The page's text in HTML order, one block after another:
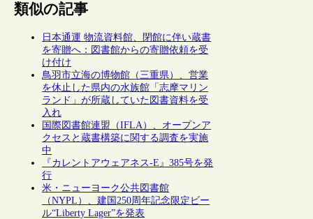
類似の記事
日本通運 物流資料館、閉館に伴い蔵書
を寄贈へ：図書館からの寄贈依頼を受
け付け
鳥羽市立海の博物館（三重県）、営業
を休止した県内の水族館「志摩マリン
ランド」が所蔵していた図書資料を受
入れ
国際図書館連盟（IFLA）、オープンア
クセスと蔵書構築に関する調査を実施
中
『カレントアウェアネス-E』385号を発
行
米・ニューヨーク公共図書館
（NYPL）、建国250周年記念限定ビー
ル“Liberty Lager”を発表